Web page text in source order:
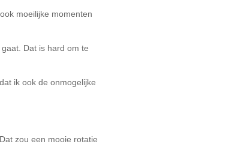
moeilijke momenten
Dat is hard om te
ik ook de onmogelijke
zou een mooie rotatie